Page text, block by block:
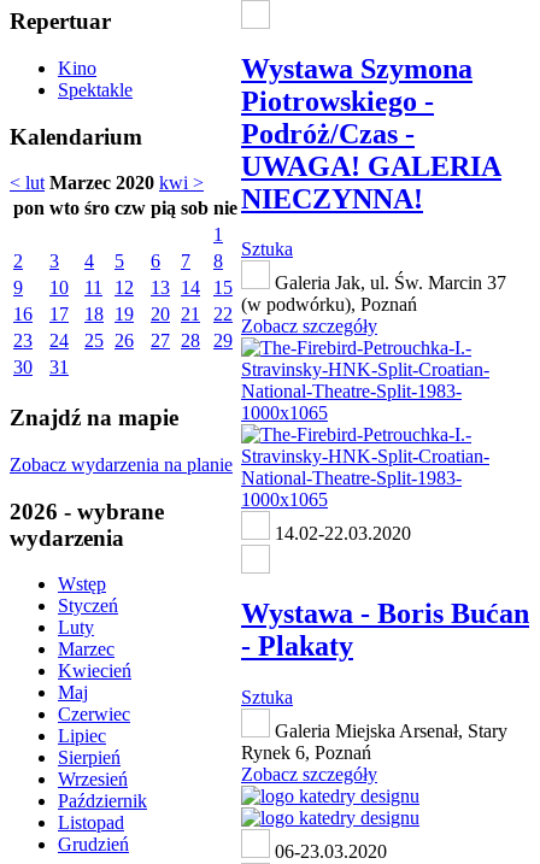
Repertuar
Kino
Spektakle
Kalendarium
< lut Marzec 2020 kwi >
pon wto śro czw pią sob nie
1
2
3 4 5 6 7
8
9
10 11 12 13 14
15
16
17 18 19 20 21
22
23
24 25 26 27 28
29
30
31
Znajdź na mapie
Zobacz wydarzenia na planie
2026 - wybrane
wydarzenia
Wstęp
Styczeń
Luty
Marzec
Kwiecień
Maj
Czerwiec
Lipiec
Sierpień
Wrzesień
Październik
Listopad
Grudzień
Wystawa Szymona
Piotrowskiego -
Podróż/Czas -
UWAGA! GALERIA
NIECZYNNA!
Sztuka
Galeria Jak, ul. Św. Marcin 37
(w podwórku), Poznań
Zobacz szczegóły
14.02-22.03.2020
Wystawa - Boris Bućan
- Plakaty
Sztuka
Galeria Miejska Arsenał, Stary
Rynek 6, Poznań
Zobacz szczegóły
06-23.03.2020